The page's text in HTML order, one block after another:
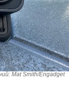
Mat Smith/Engadget